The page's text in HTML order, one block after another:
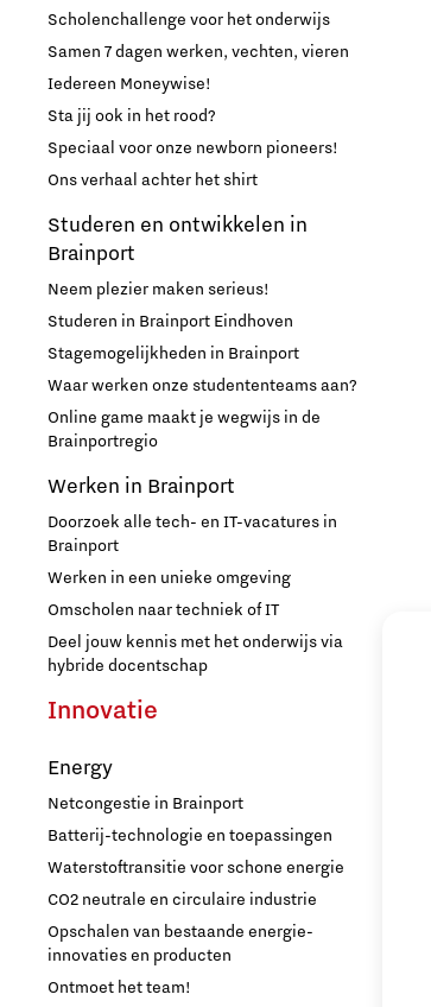
Scholenchallenge voor het onderwijs
Samen 7 dagen werken, vechten, vieren
Iedereen Moneywise!
Sta jij ook in het rood?
Speciaal voor onze newborn pioneers!
Ons verhaal achter het shirt
Studeren en ontwikkelen in
Brainport
Neem plezier maken serieus!
Studeren in Brainport Eindhoven
Stagemogelijkheden in Brainport
Waar werken onze studententeams aan?
Online game maakt je wegwijs in de
Brainportregio
Werken in Brainport
Doorzoek alle tech- en IT-vacatures in
Brainport
Werken in een unieke omgeving
Omscholen naar techniek of IT
Deel jouw kennis met het onderwijs via
hybride docentschap
Innovatie
Energy
Netcongestie in Brainport
Batterij-technologie en toepassingen
Waterstoftransitie voor schone energie
CO2 neutrale en circulaire industrie
Opschalen van bestaande energie-
innovaties en producten
Ontmoet het team!